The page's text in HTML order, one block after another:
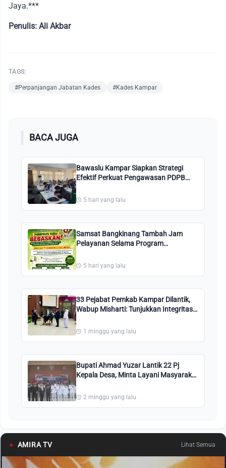
Jaya.***
Penulis: Ali Akbar
TAGS:
#Perpanjangan Jabatan Kades #Kades Kampar
BACA JUGA
Bawaslu Kampar Siapkan Strategi
Efektif Perkuat Pengawasan PDPB
5 hari yang lalu
Samsat Bangkinang Tambah Jam
Pelayanan Selama Program
Bermotor
5 hari yang lalu
33 Pejabat Pemkab Kampar Dilantik,
Wabup Misharti: Tunjukkan Integritas
1 minggu yang lalu
Bupati Ahmad Yuzar Lantik 22 Pj
Kepala Desa, Minta Layani Masyarakat
2 minggu yang lalu
● AMIRA TV Lihat Semua